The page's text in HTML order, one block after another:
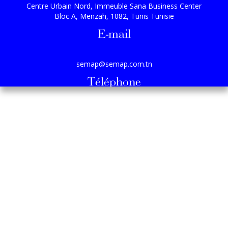
Centre Urbain Nord, Immeuble Sana Business Center
Bloc A, Menzah, 1082, Tunis Tunisie
E-mail
semap@semap.com.tn
Téléphone